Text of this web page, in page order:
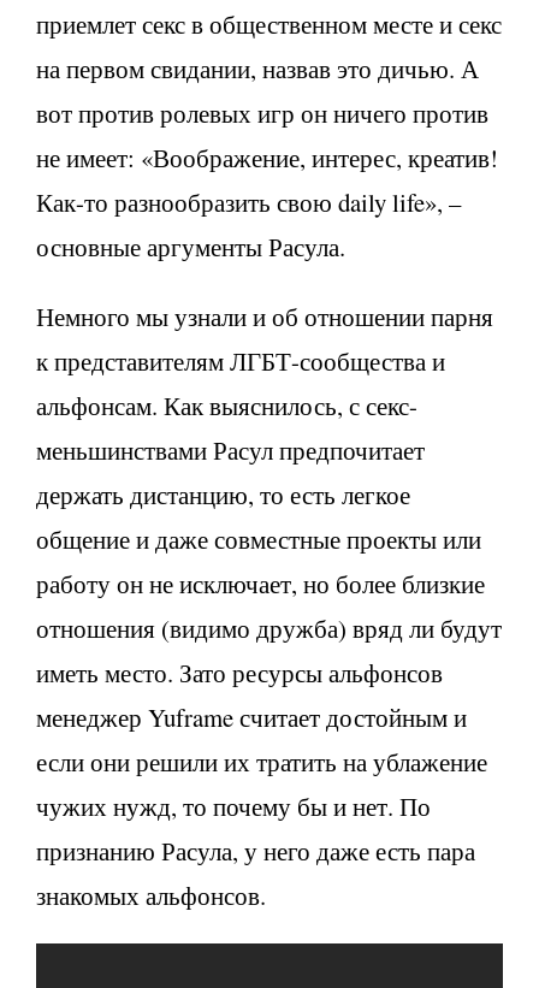
приемлет секс в общественном месте и секс
на первом свидании, назвав это дичью. А
вот против ролевых игр он ничего против
не имеет: «Воображение, интерес, креатив!
Как-то разнообразить свою daily life», –
основные аргументы Расула.
Немного мы узнали и об отношении парня
к представителям ЛГБТ-сообщества и
альфонсам. Как выяснилось, с секс-
меньшинствами Расул предпочитает
держать дистанцию, то есть легкое
общение и даже совместные проекты или
работу он не исключает, но более близкие
отношения (видимо дружба) вряд ли будут
иметь место. Зато ресурсы альфонсов
менеджер Yuframe считает достойным и
если они решили их тратить на ублажение
чужих нужд, то почему бы и нет. По
признанию Расула, у него даже есть пара
знакомых альфонсов.